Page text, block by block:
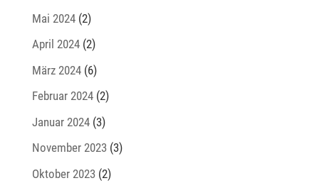
Mai 2024(2)
April 2024(2)
März 2024(6)
Februar 2024(2)
Januar 2024(3)
November 2023(3)
Oktober 2023(2)